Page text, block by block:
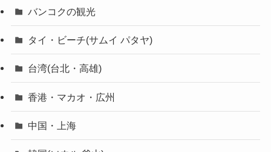
バンコクの観光
タイ・ビーチ(サムイ パタヤ)
台湾(台北・高雄)
香港・マカオ・広州
中国・上海